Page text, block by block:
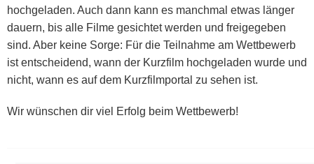
hochgeladen. Auch dann kann es manchmal etwas länger
dauern, bis alle Filme gesichtet werden und freigegeben
sind. Aber keine Sorge: Für die Teilnahme am Wettbewerb
ist entscheidend, wann der Kurzfilm hochgeladen wurde und
nicht, wann es auf dem Kurzfilmportal zu sehen ist.
Wir wünschen dir viel Erfolg beim Wettbewerb!